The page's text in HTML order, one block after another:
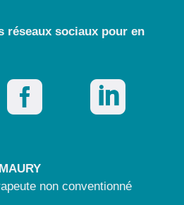
réseaux sociaux pouren
 
non conventionné